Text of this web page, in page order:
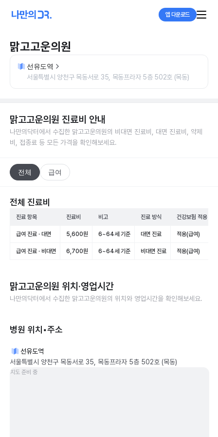
앱 다운로드
맑고고운의원
선유도역
서울특별시 양천구 목동서로 35, 목동프라자 5층 502호 (목동)
맑고고운의원 진료비 안내
나만의닥터에서 수집한 맑고고운의원의 비대면 진료비, 대면 진료비, 약제
비, 접종료 등 모든 가격을 확인해보세요.
전체 급여
전체 진료비
진료 항목 진료비 비고 진료 방식 건강보험 적용
급여 진료 · 대면 5,600원 6~64세 기준 대면 진료 적용(급여)
급여 진료 · 비대면 6,700원 6~64세 기준 비대면 진료 적용(급여)
맑고고운의원 위치·영업시간
나만의닥터에서 수집한 맑고고운의원의 위치와 영업시간을 확인해보세요.
병원 위치•주소
선유도역
서울특별시 양천구 목동서로 35, 목동프라자 5층 502호 (목동)
지도 준비 중